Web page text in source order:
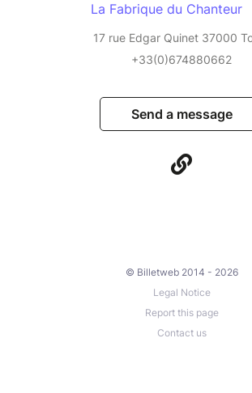
La Fabrique du Chanteur
17 rue Edgar Quinet 37000
+33(0)674880662
Send a message
© Billetweb 2014 - 2026
Legal Notice
Report this page
Contact us